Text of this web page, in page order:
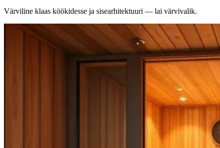
Värviline klaas köökidesse ja sisearhitektuuri — lai värvivalik.